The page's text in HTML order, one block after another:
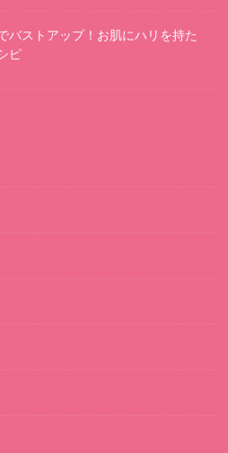
バストアップ！お肌にハリを持た
ピ